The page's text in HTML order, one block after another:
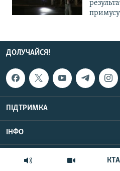
КТА
примусу
ДОЛУЧАЙСЯ!
ПІДТРИМКА
ІНФО
©